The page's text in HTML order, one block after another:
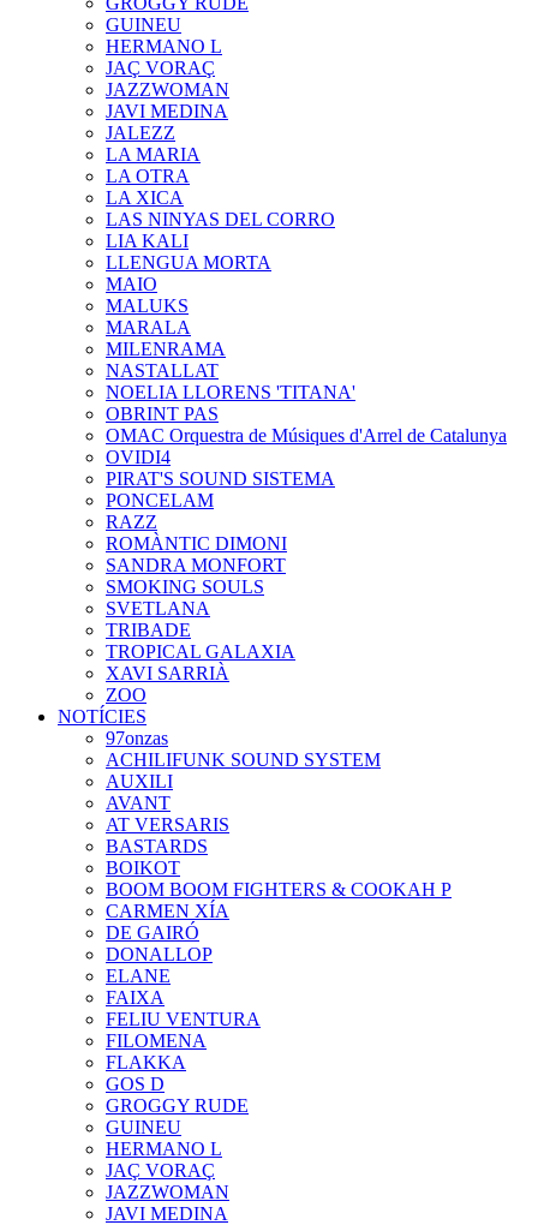
GUINEU
HERMANO L
JAÇ VORAÇ
JAZZWOMAN
JAVI MEDINA
JALEZZ
LA MARIA
LA OTRA
LA XICA
LAS NINYAS DEL CORRO
LIA KALI
LLENGUA MORTA
MAIO
MALUKS
MARALA
MILENRAMA
NASTALLAT
NOELIA LLORENS 'TITANA'
OBRINT PAS
OMAC Orquestra de Músiques d'Arrel de Catalunya
OVIDI4
PIRAT'S SOUND SISTEMA
PONCELAM
RAZZ
ROMÀNTIC DIMONI
SANDRA MONFORT
SMOKING SOULS
SVETLANA
TRIBADE
TROPICAL GALAXIA
XAVI SARRIÀ
ZOO
NOTÍCIES
97onzas
ACHILIFUNK SOUND SYSTEM
AUXILI
AVANT
AT VERSARIS
BASTARDS
BOIKOT
BOOM BOOM FIGHTERS & COOKAH P
CARMEN XÍA
DE GAIRÓ
DONALLOP
ELANE
FAIXA
FELIU VENTURA
FILOMENA
FLAKKA
GOS D
GROGGY RUDE
GUINEU
HERMANO L
JAÇ VORAÇ
JAZZWOMAN
JAVI MEDINA